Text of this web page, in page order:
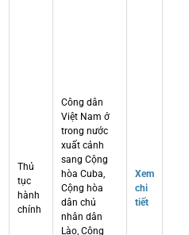
Thủ
tục
hành
chính
Công dân
Việt Nam ở
trong nước
xuất cảnh
sang Cộng
hòa Cuba,
Cộng hòa
dân chủ
nhân dân
Lào, Cộng
Xem
chi
tiết